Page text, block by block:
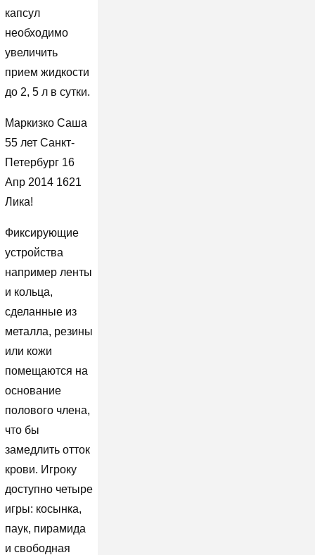
капсул
необходимо
увеличить
прием жидкости
до 2, 5 л в сутки.
Маркизко Саша
55 лет Санкт-
Петербург 16
Апр 2014 1621
Лика!
Фиксирующие
устройства
например ленты
и кольца,
сделанные из
металла, резины
или кожи
помещаются на
основание
полового члена,
что бы
замедлить отток
крови. Игроку
доступно четыре
игры: косынка,
паук, пирамида
и свободная